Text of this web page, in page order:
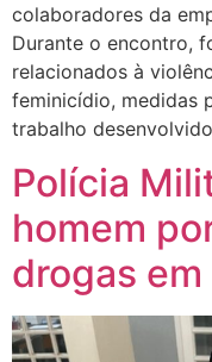
colaboradores da
Durante o encontro,
relacionados à
feminicídio, medidas
trabalho
Polícia
homem
drogas em